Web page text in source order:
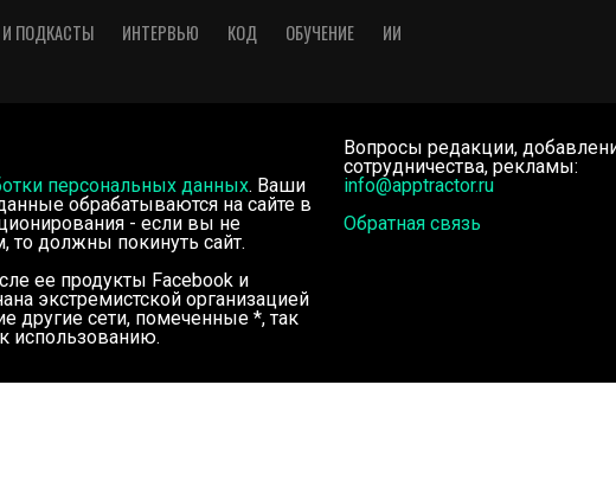
ПОДКАСТЫ ИНТЕРВЬЮ КОД ОБУЧЕНИЕ ИИ
персональных данных. Ваши
обрабатываются на сайте в
- если вы не
то должны покинуть сайт.
ее продукты Facebook и
экстремистской организацией
другие сети, помеченные *, так
использованию.
Вопросы редакции,
сотрудничества, рекламы:
info@apptractor.ru
Обратная связь